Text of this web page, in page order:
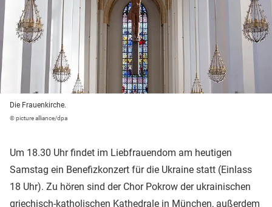
Die Frauenkirche.
© picture alliance/dpa
Um 18.30 Uhr findet im Liebfrauendom am heutigen
Samstag ein Benefizkonzert für die Ukraine statt (Einlass
18 Uhr). Zu hören sind der Chor Pokrow der ukrainischen
griechisch-katholischen Kathedrale in München, außerdem